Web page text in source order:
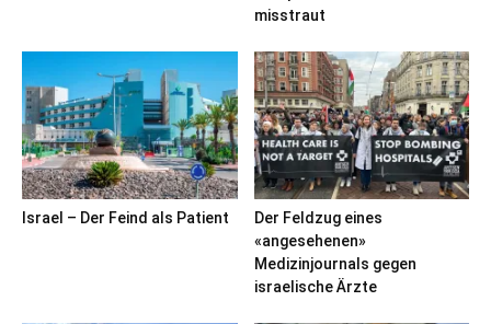
misstraut
Israel – Der Feind als Patient
Der Feldzug eines
«angesehenen»
Medizinjournals gegen
israelische Ärzte